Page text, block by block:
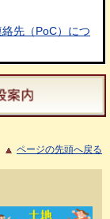
先（PoC）につ
ページの先頭へ戻る